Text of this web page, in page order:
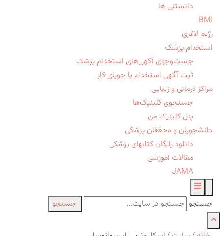
دانستنی ها
BMI
رژیم لاغری
استخدام پزشک
جست‌وجوی آگهی‌های استخدام پزشک
ثبت آگهی استخدام یا جویای کار
مراکز درمانی و زیبایی
جستجوی کلینیک‌ها
پنل کلینیک من
دانشجویان و محققان پزشکی
دانلود رایگان کتابهای پزشکی
مقالات آموزشی
JAMA
جستجو جستجو